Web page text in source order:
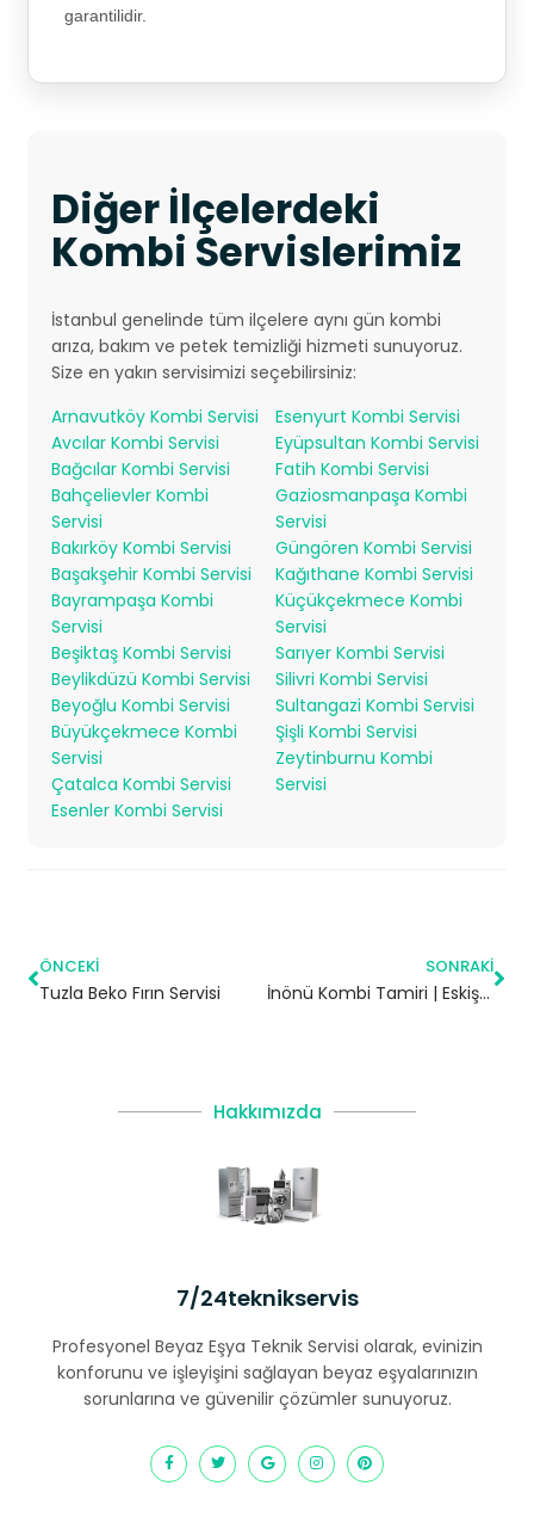
garantilidir.
Diğer İlçelerdeki
Kombi Servislerimiz
İstanbul genelinde tüm ilçelere aynı gün kombi
arıza, bakım ve petek temizliği hizmeti sunuyoruz.
Size en yakın servisimizi seçebilirsiniz:
Arnavutköy Kombi Servisi
Avcılar Kombi Servisi
Bağcılar Kombi Servisi
Bahçelievler Kombi
Servisi
Bakırköy Kombi Servisi
Başakşehir Kombi Servisi
Bayrampaşa Kombi
Servisi
Beşiktaş Kombi Servisi
Beylikdüzü Kombi Servisi
Beyoğlu Kombi Servisi
Büyükçekmece Kombi
Servisi
Çatalca Kombi Servisi
Esenler Kombi Servisi
Esenyurt Kombi Servisi
Eyüpsultan Kombi Servisi
Fatih Kombi Servisi
Gaziosmanpaşa Kombi
Servisi
Güngören Kombi Servisi
Kağıthane Kombi Servisi
Küçükçekmece Kombi
Servisi
Sarıyer Kombi Servisi
Silivri Kombi Servisi
Sultangazi Kombi Servisi
Şişli Kombi Servisi
Zeytinburnu Kombi
Servisi
ÖNCEKI
Tuzla Beko Fırın Servisi
SONRAKI
İnönü Kombi Tamiri | Eskişehir
Hakkımızda
7/24teknikservis
Profesyonel Beyaz Eşya Teknik Servisi olarak, evinizin
konforunu ve işleyişini sağlayan beyaz eşyalarınızın
sorunlarına ve güvenilir çözümler sunuyoruz.